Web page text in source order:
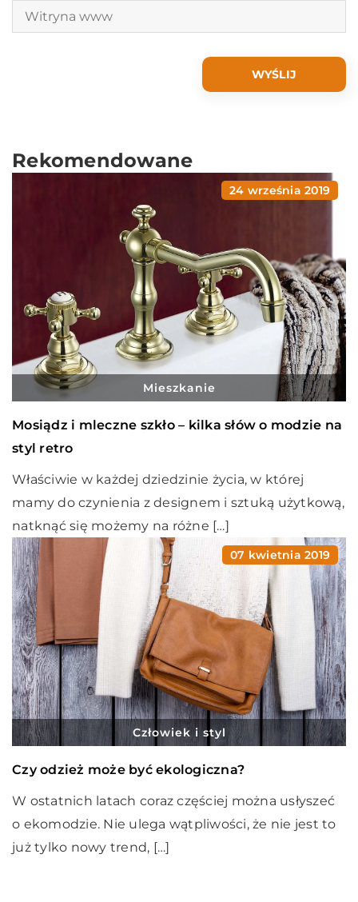
Rekomendowane
24 września 2019
Mieszkanie
Mosiądz i mleczne szkło – kilka słów o modzie na
styl retro
Właściwie w każdej dziedzinie życia, w której
mamy do czynienia z designem i sztuką użytkową,
natknąć się możemy na różne […]
07 kwietnia 2019
Człowiek i styl
Czy odzież może być ekologiczna?
W ostatnich latach coraz częściej można usłyszeć
o ekomodzie. Nie ulega wątpliwości, że nie jest to
już tylko nowy trend, […]